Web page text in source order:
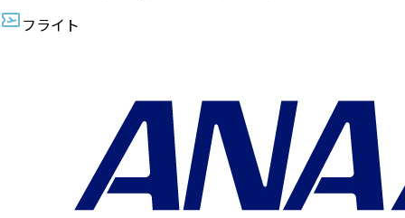
フライト